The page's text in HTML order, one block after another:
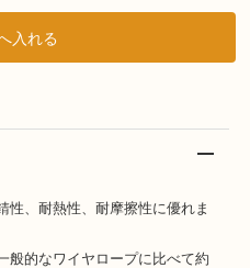
性、耐熱性、耐摩擦性に優れま
般的なワイヤロープに比べて約